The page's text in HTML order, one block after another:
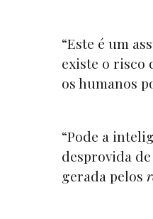
“Este é um
existe o risco
os humanos
“Pode a
desprovida
gerada pelos